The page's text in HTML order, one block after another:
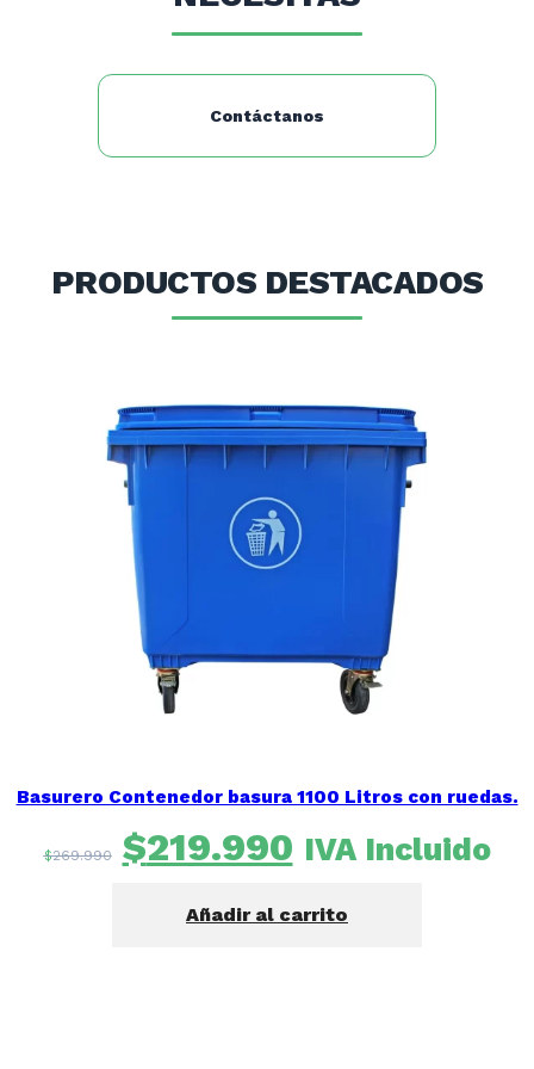
Refrigerante R134a
Contáctanos
PRODUCTOS DESTACADOS
Basurero Contenedor basura 1100 Litros con ruedas.
$269.990 El
precio
original
$219.990El
precio
actual
IVA Incluido
Añadir al carrito